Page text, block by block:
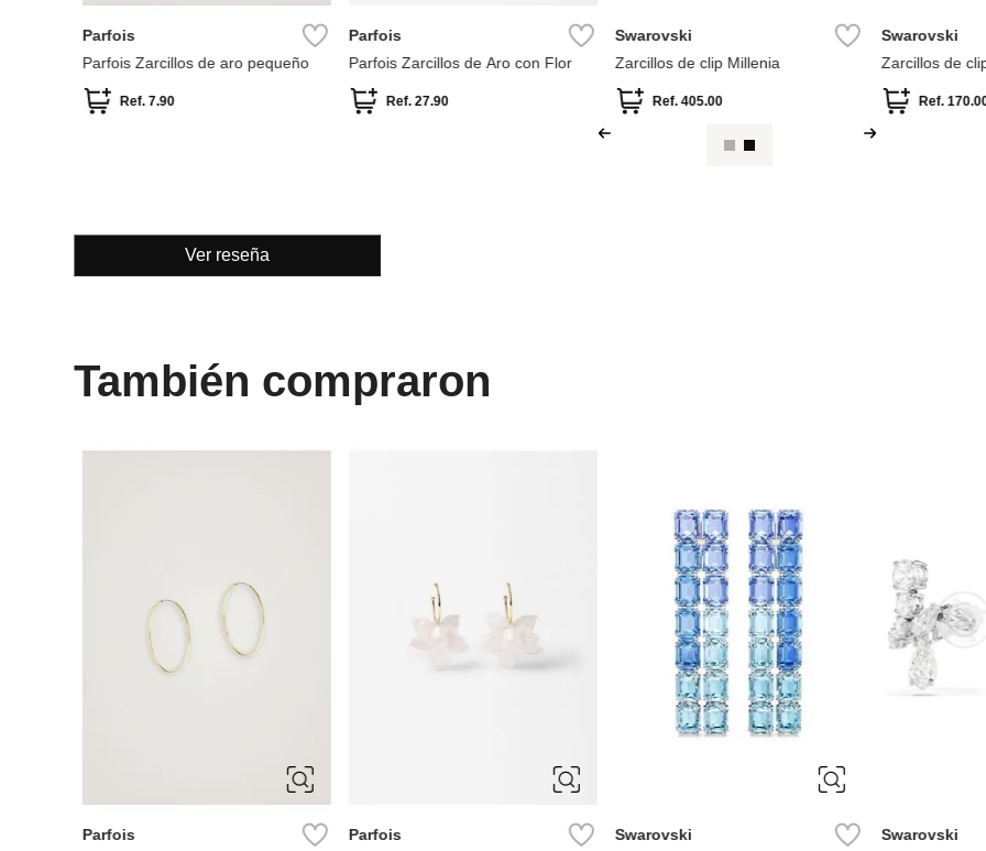
Parfois
Parfois Zarcillos de aro pequeño
Ref. 7.90
Parfois
Parfois Zarcillos de Aro con Flor
Ref.27.90
Swarovski
Zarcillos de clip Millenia
Ref.405.00
Swarovski
Zarcillos de
Ref.
Ver reseña
También compraron
Parfois
Parfois
Swarovski
Swarovski